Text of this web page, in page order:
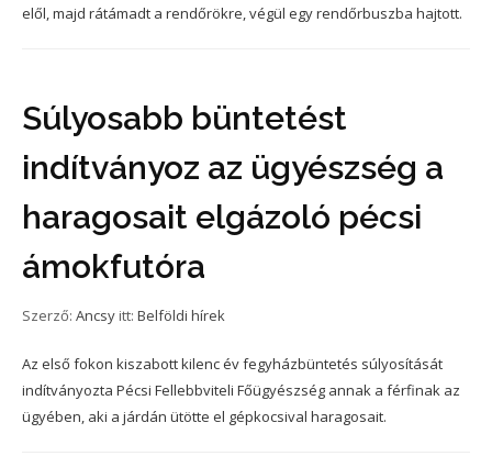
elől, majd rátámadt a rendőrökre, végül egy rendőrbuszba hajtott.
Súlyosabb büntetést
indítványoz az ügyészség a
haragosait elgázoló pécsi
ámokfutóra
Szerző: Ancsy itt: Belföldi hírek
Az első fokon kiszabott kilenc év fegyházbüntetés súlyosítását
indítványozta Pécsi Fellebbviteli Főügyészség annak a férfinak az
ügyében, aki a járdán ütötte el gépkocsival haragosait.